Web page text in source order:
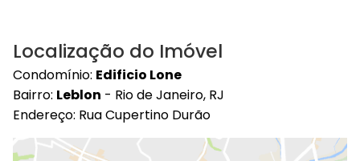
Localização do Imóvel
Condomínio: Edificio Lone
Bairro: Leblon - Rio de Janeiro, RJ
Endereço: Rua Cupertino Durão